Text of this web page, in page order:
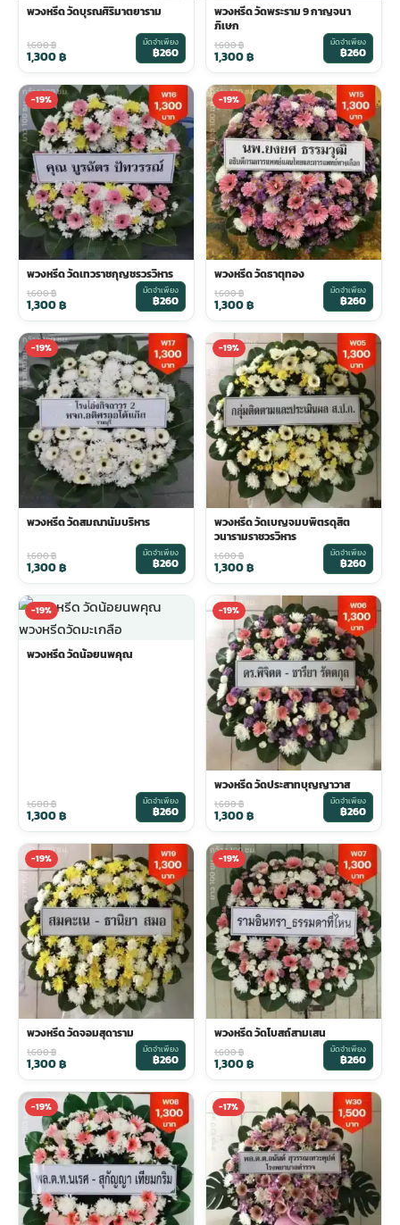
พวงหรีด วัดบุรณศิริมาตยาราม
1,600฿
1,300฿
มัดจำเพียง
฿260
พวงหรีด วัดพระราม 9 กาญจนา
ภิเษก
1,600฿
1,300฿
มัดจำเพียง
฿260
-19%
พวงหรีด วัดเทวราชกุญชรวรวิหาร
1,600฿
1,300฿
มัดจำเพียง
฿260
-19%
พวงหรีด วัดธาตุทอง
1,600฿
1,300฿
มัดจำเพียง
฿260
-19%
พวงหรีด วัดสมณานัมบริหาร
1,600฿
1,300฿
มัดจำเพียง
฿260
-19%
พวงหรีด วัดเบญจมบพิตรดุสิต
วนารามราชวรวิหาร
1,600฿
1,300฿
มัดจำเพียง
฿260
-19%
พวงหรีด วัดน้อยนพคุณ
1,600฿
1,300฿
มัดจำเพียง
฿260
-19%
พวงหรีด วัดประสาทบุญญาวาส
1,600฿
1,300฿
มัดจำเพียง
฿260
-19%
พวงหรีด วัดจอมสุดาราม
1,600฿
1,300฿
มัดจำเพียง
฿260
-19%
พวงหรีด วัดโบสถ์สามเสน
1,600฿
1,300฿
มัดจำเพียง
฿260
-19% -17%